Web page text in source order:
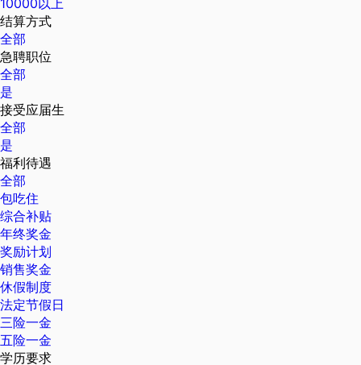
10000以上
结算方式
全部
急聘职位
全部
是
接受应届生
全部
是
福利待遇
全部
包吃住
综合补贴
年终奖金
奖励计划
销售奖金
休假制度
法定节假日
三险一金
五险一金
学历要求